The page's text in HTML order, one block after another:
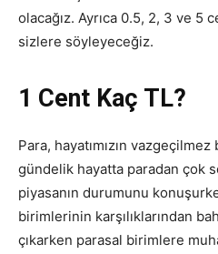
olacağız. Ayrıca 0.5, 2, 3 ve 5
sizlere söyleyeceğiz.
1 Cent Kaç TL?
Para, hayatımızın vazgeçilmez
gündelik hayatta paradan çok
piyasanın durumunu
birimlerinin karşılıklarından
çıkarken parasal birimlere